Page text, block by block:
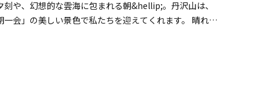
や、幻想的な雲海に包まれる朝&hellip;。丹沢山は、
会」の美しい景色で私たちを迎えてくれます。 晴れた